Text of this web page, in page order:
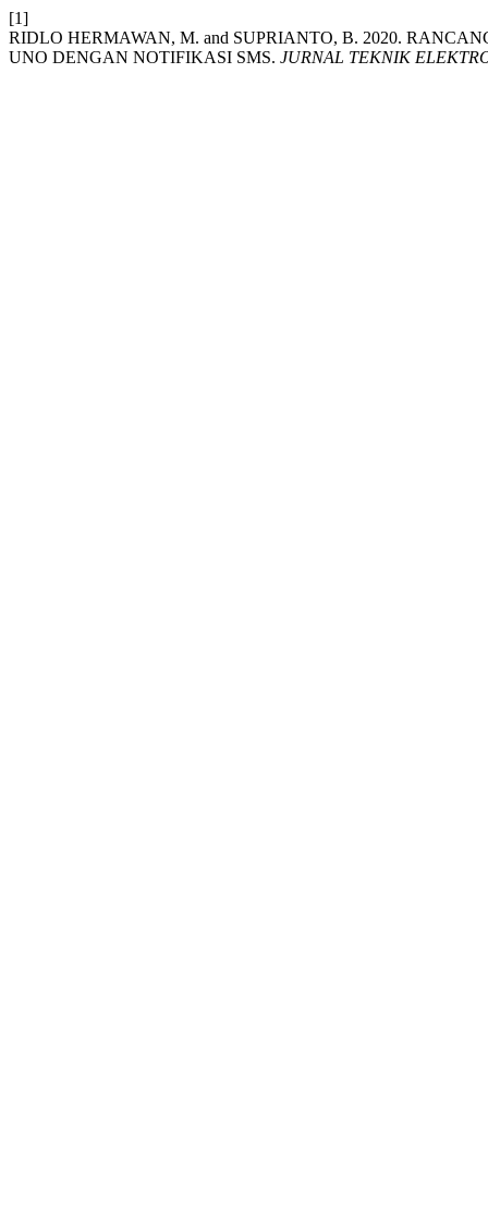
[1]
RIDLO HERMAWAN, M. and SUPRIANTO, B. 2020.
UNO DENGAN NOTIFIKASI SMS. JURNAL TEKNIK